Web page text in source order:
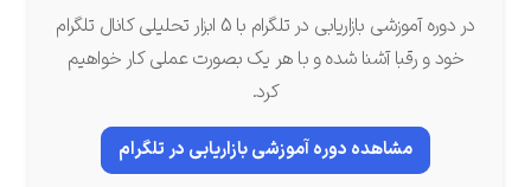
در دوره آموزشی بازاریابی در تلگرام
با 5 ابزار تحلیلی کانال تلگرام
خود و رقبا آشنا شده و با هر یک بصورت عملی کار خواهیم
کرد.
مشاهده دوره آموزشی بازاریابی در تلگرام